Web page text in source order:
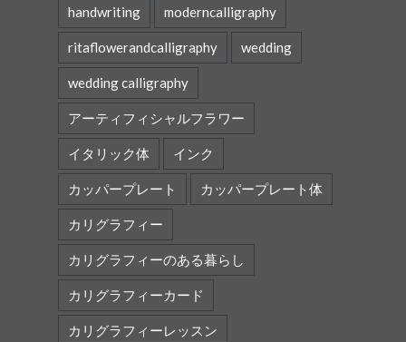
handwriting moderncalligraphy
ritaflowerandcalligraphy wedding
wedding calligraphy
アーティフィシャルフラワー
イタリック体 インク
カッパープレート カッパープレート体
カリグラフィー
カリグラフィーのある暮らし
カリグラフィーカード
カリグラフィーレッスン